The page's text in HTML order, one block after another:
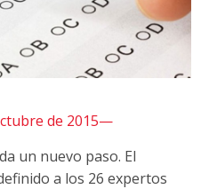
de 2015—
un nuevo paso. El
a los 26 expertos